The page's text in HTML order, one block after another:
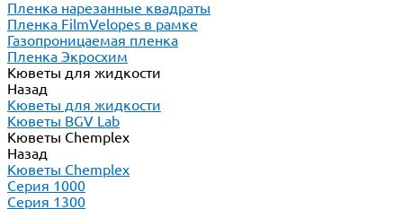
Пленка нарезанные квадраты
Пленка FilmVelopes в рамке
Газопроницаемая пленка
Пленка Экросхим
Кюветы для жидкости
Назад
Кюветы для жидкости
Кюветы BGV Lab
Кюветы Chemplex
Назад
Кюветы Chemplex
Серия 1000
Серия 1300